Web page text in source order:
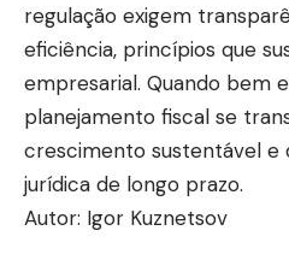
regulação exigem
eficiência, princípios que
empresarial. Quando bem
planejamento fiscal se
crescimento sustentável e
jurídica de longo prazo.
Autor: Igor Kuznetsov